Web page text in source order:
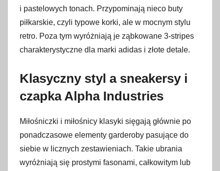
i pastelowych tonach. Przypominają nieco buty
piłkarskie, czyli typowe korki, ale w mocnym stylu
retro. Poza tym wyróżniają je ząbkowane 3-stripes
charakterystyczne dla marki adidas i złote detale.
Klasyczny styl a sneakersy i
czapka Alpha Industries
Miłośniczki i miłośnicy klasyki sięgają głównie po
ponadczasowe elementy garderoby pasujące do
siebie w licznych zestawieniach. Takie ubrania
wyróżniają się prostymi fasonami, całkowitym lub